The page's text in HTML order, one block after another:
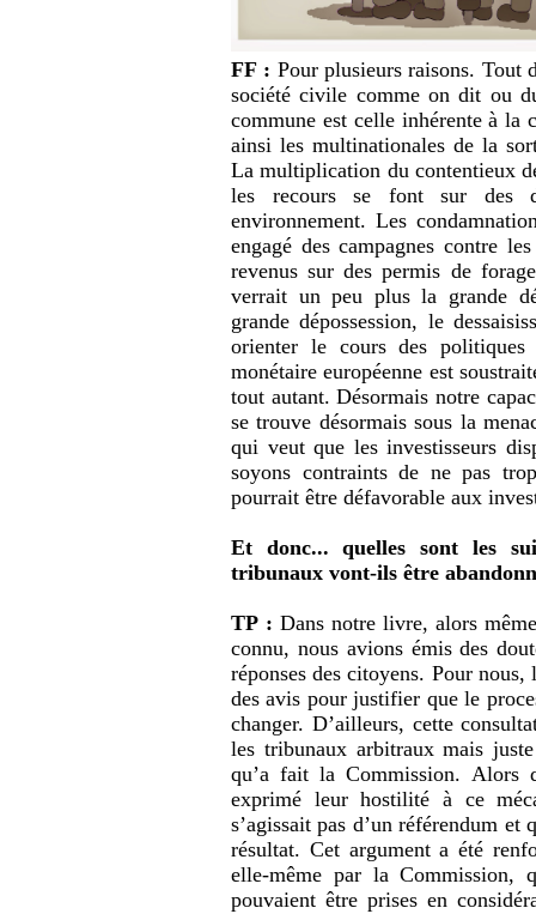
FF : Pour plusieurs raisons. Tout
société civile comme on dit ou
commune est celle inhérente à la
ainsi les multinationales de la
La multiplication du contentieux
les recours se font sur des
environnement. Les
engagé des campagnes contre
revenus sur des permis de
verrait un peu plus la grande
grande dépossession, le
orienter le cours des
monétaire européenne est
tout autant. Désormais notre
se trouve désormais sous la
qui veut que les investisseurs
soyons contraints de ne pas
pourrait être défavorable aux
Et donc... quelles sont les
tribunaux vont-ils être
TP : Dans notre livre, alors
connu, nous avions émis des
réponses des citoyens. Pour
des avis pour justifier que le
changer. D’ailleurs, cette
les tribunaux arbitraux mais
qu’a fait la Commission. Alors
exprimé leur hostilité à ce
s’agissait pas d’un référendum
résultat. Cet argument a été
elle-même par la Commission,
pouvaient être prises en